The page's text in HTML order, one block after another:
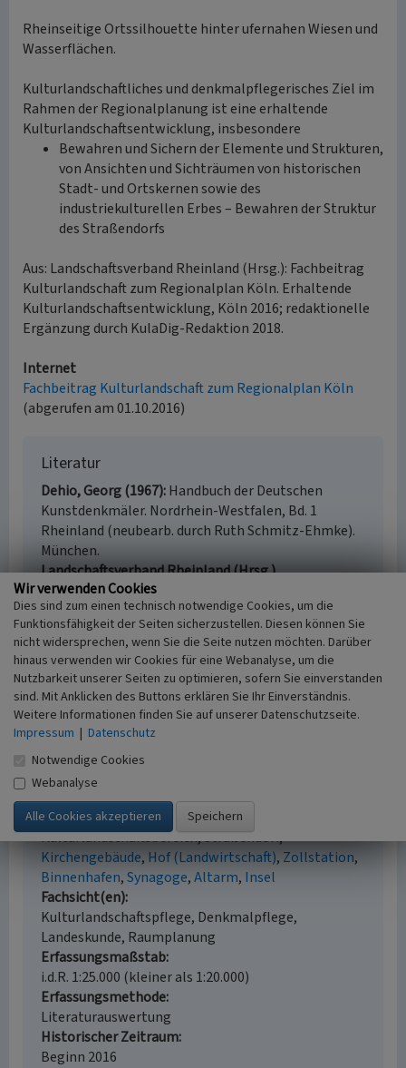
Rheinseitige Ortssilhouette hinter ufernahen Wiesen und
Wasserflächen.
Kulturlandschaftliches und denkmalpflegerisches Ziel im
Rahmen der Regionalplanung ist eine erhaltende
Kulturlandschaftsentwicklung, insbesondere
Bewahren und Sichern der Elemente und Strukturen,
von Ansichten und Sichträumen von historischen
Stadt- und Ortskernen sowie des
industriekulturellen Erbes – Bewahren der Struktur
des Straßendorfs
Aus: Landschaftsverband Rheinland (Hrsg.): Fachbeitrag
Kulturlandschaft zum Regionalplan Köln. Erhaltende
Kulturlandschaftsentwicklung, Köln 2016; redaktionelle
Ergänzung durch KulaDig-Redaktion 2018.
Internet
Fachbeitrag Kulturlandschaft zum Regionalplan Köln
(abgerufen am 01.10.2016)
Literatur
Dehio, Georg (1967) Handbuch der Deutschen
Kunstdenkmäler. Nordrhein-Westfalen, Bd. 1
Rheinland (neubearb. durch Ruth Schmitz-Ehmke).
München.
Landschaftsverband Rheinland (Hrsg.)
(2016) Fachbeitrag Kulturlandschaft zum
Regionalplan Köln. Erhaltende
Kulturlandschaftsentwicklung. S. 240, Köln.
Mölich, Georg; Pohl, Stefan (1994) Das
rechtsrheinische Köln - Seine Geschichte von der
Antike bis zur Gegenwart. S. 228, Köln.
Zündorf (Kulturlandschaftsbereich Regionalplan
Köln 369)
Schlagwörter
Kulturlandschaftsbereich Straßendorf
Kirchengebäude Hof (Landwirtschaft) Zollstation
Binnenhafen Synagoge Altarm Insel
Fachsicht(en)
Kulturlandschaftspflege, Denkmalpflege,
Landeskunde, Raumplanung
Erfassungsmaßstab
i.d.R. 1:25.000 (kleiner als 1:20.000)
Erfassungsmethode
Literaturauswertung
Historischer Zeitraum
Beginn 2016
Wir verwenden Cookies
Dies sind zum einen technisch notwendige Cookies, um die
Funktionsfähigkeit der Seiten sicherzustellen. Diesen können Sie
nicht widersprechen, wenn Sie die Seite nutzen möchten. Darüber
hinaus verwenden wir Cookies für eine Webanalyse, um die
Nutzbarkeit unserer Seiten zu optimieren, sofern Sie einverstanden
sind. Mit Anklicken des Buttons erklären Sie Ihr Einverständnis.
Weitere Informationen finden Sie auf unserer Datenschutzseite.
Impressum | Datenschutz
Notwendige Cookies
Webanalyse